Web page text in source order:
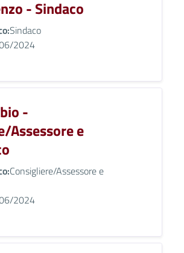
- Sindaco
Sindaco
2024
-
Assessore e
Consigliere/Assessore e
2024